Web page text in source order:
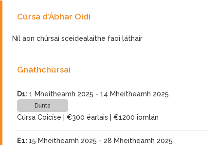
Cúrsa d’Ábhar Oidí
Níl aon chúrsaí sceidealaithe faoi láthair
Gnáthchúrsaí
D1: 1 Mheitheamh 2025 - 14 Mheitheamh 2025
Dúnta
Cúrsa Coicíse | €300 éarlais | €1200 iomlán
E1: 15 Mheitheamh 2025 - 28 Mheitheamh 2025